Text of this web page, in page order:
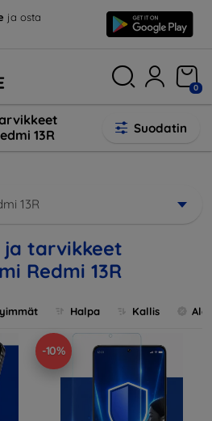
ja osta
0
13R
Suodatin
13R
tarvikkeet
Redmi 13R
Halpa Kallis
-10%